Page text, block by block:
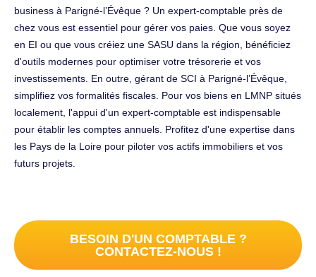
business à Parigné-l’Évêque ? Un expert-comptable près de
chez vous est essentiel pour gérer vos paies. Que vous soyez
en EI ou que vous créiez une SASU dans la région, bénéficiez
d'outils modernes pour optimiser votre trésorerie et vos
investissements. En outre, gérant de SCI à Parigné-l’Évêque,
simplifiez vos formalités fiscales. Pour vos biens en LMNP situés
localement, l'appui d'un expert-comptable est indispensable
pour établir les comptes annuels. Profitez d'une expertise dans
les Pays de la Loire pour piloter vos actifs immobiliers et vos
futurs projets.
BESOIN D'UN COMPTABLE ?
CONTACTEZ-NOUS !